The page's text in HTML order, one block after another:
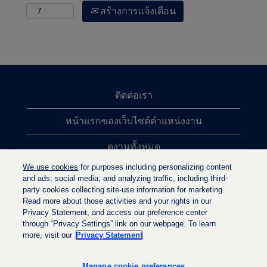
สร้างการแจ้งเตือน
ติดต่อเรา
หน้าแรกของเว็บไซต์ตำแหน่งงาน
ดูงานทั้งหมด
การค้นหาตำแหน่งงานยอดนิยม
นโยบายความเป็นส่วนตัว
We use cookies for purposes including personalizing content
and ads; social media; and analyzing traffic, including third-
party cookies collecting site-use information for marketing.
Read more about those activities and your rights in our
Privacy Statement, and access our preference center
through “Privacy Settings” link on our webpage. To learn
more, visit our Privacy Statement